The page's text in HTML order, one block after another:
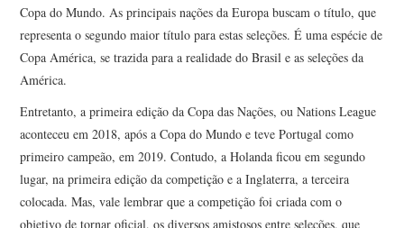
Copa do Mundo. As principais nações da Europa buscam o título, que
representa o segundo maior título para estas seleções. É uma espécie de
Copa América, se trazida para a realidade do Brasil e as seleções da
América.
Entretanto, a primeira edição da Copa das Nações, ou Nations League
aconteceu em 2018, após a Copa do Mundo e teve Portugal como
primeiro campeão, em 2019. Contudo, a Holanda ficou em segundo
lugar, na primeira edição da competição e a Inglaterra, a terceira
colocada. Mas, vale lembrar que a competição foi criada com o
objetivo de tornar oficial, os diversos amistosos entre seleções, que